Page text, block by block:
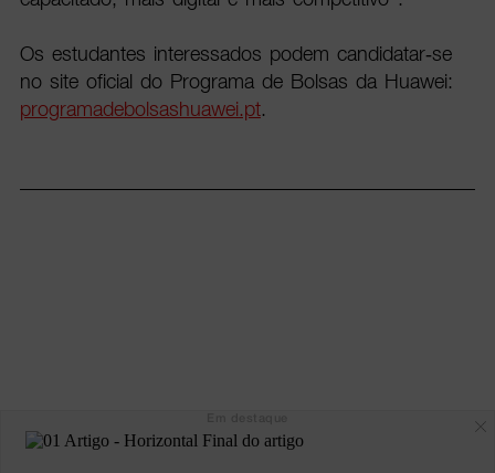
Os estudantes interessados podem candidatar-se
no site oficial do Programa de Bolsas da Huawei:
programadebolsashuawei.pt.